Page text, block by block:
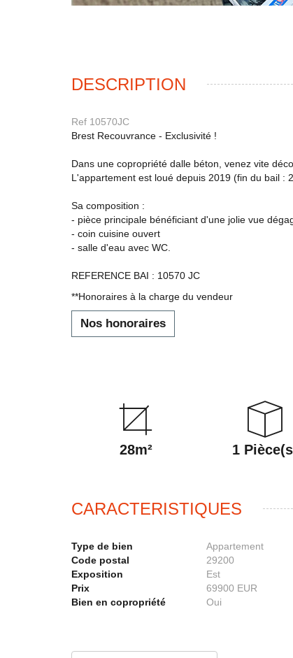
DESCRIPTION
Ref 10570JC
Brest Recouvrance - Exclusivité !
Dans une copropriété dalle béton, venez vite
L'appartement est loué depuis 2019 (fin du bail :
Sa composition :
- pièce principale bénéficiant d'une jolie vue
- coin cuisine ouvert
- salle d'eau avec WC.
REFERENCE BAI : 10570 JC
**Honoraires à la charge du vendeur
Nos honoraires
28m² 1
CARACTERISTIQUES
Type de bien
Appartement
Code postal
29200
Exposition
Est
Prix
69900 EUR
Bien en copropriété
Oui